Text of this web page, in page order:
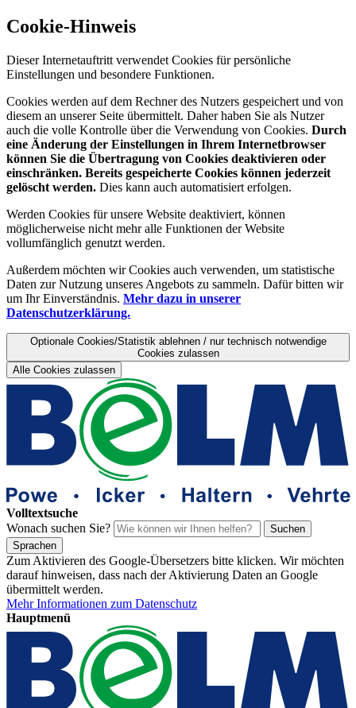
Cookie-Hinweis
Dieser Internetauftritt verwendet Cookies für persönliche
Einstellungen und besondere Funktionen.
Cookies werden auf dem Rechner des Nutzers gespeichert und von
diesem an unserer Seite übermittelt. Daher haben Sie als Nutzer
auch die volle Kontrolle über die Verwendung von Cookies. Durch
eine Änderung der Einstellungen in Ihrem Internetbrowser
können Sie die Übertragung von Cookies deaktivieren oder
einschränken. Bereits gespeicherte Cookies können jederzeit
gelöscht werden. Dies kann auch automatisiert erfolgen.
Werden Cookies für unsere Website deaktiviert, können
möglicherweise nicht mehr alle Funktionen der Website
vollumfänglich genutzt werden.
Außerdem möchten wir Cookies auch verwenden, um statistische
Daten zur Nutzung unseres Angebots zu sammeln. Dafür bitten wir
um Ihr Einverständnis. Mehr dazu in unserer
Datenschutzerklärung.
Optionale Cookies/Statistik ablehnen / nur technisch notwendige
Cookies zulassen
Alle Cookies zulassen
Volltextsuche
Wonach suchen Sie?
Suchen
Sprachen
Zum Aktivieren des Google-Übersetzers bitte klicken. Wir möchten
darauf hinweisen, dass nach der Aktivierung Daten an Google
übermittelt werden.
Mehr Informationen zum Datenschutz
Hauptmenü